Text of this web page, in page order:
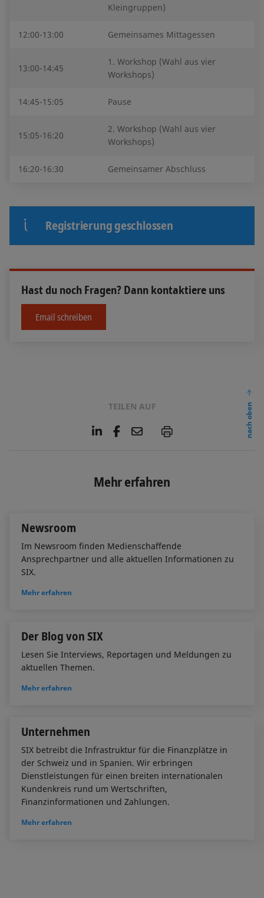
Kleingruppen)
12:00-13:00 Gemeinsames Mittagessen
13:00-14:45
1. Workshop (Wahl aus vier
Workshops)
14:45-15:05 Pause
15:05-16:20
2. Workshop (Wahl aus vier
Workshops)
16:20-16:30 Gemeinsamer Abschluss
Registrierung geschlossen
Hast du noch Fragen? Dann kontaktiere uns
Email schreiben
TEILEN AUF
L
e
d
F
o
E
l
P
nach oben
Mehr erfahren
Newsroom
Im Newsroom finden Medienschaffende
Ansprechpartner und alle aktuellen Informationen zu
SIX.
Mehr erfahren
Der Blog von SIX
Lesen Sie Interviews, Reportagen und Meldungen zu
aktuellen Themen.
Mehr erfahren
Unternehmen
SIX betreibt die Infrastruktur für die Finanzplätze in
der Schweiz und in Spanien. Wir erbringen
Dienstleistungen für einen breiten internationalen
Kundenkreis rund um Wertschriften,
Finanzinformationen und Zahlungen.
Mehr erfahren